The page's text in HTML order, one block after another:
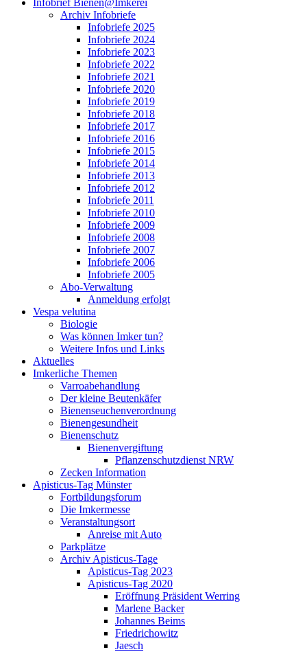
Infobrief Bienen@Imkerei
Archiv Infobriefe
Infobriefe 2025
Infobriefe 2024
Infobriefe 2023
Infobriefe 2022
Infobriefe 2021
Infobriefe 2020
Infobriefe 2019
Infobriefe 2018
Infobriefe 2017
Infobriefe 2016
Infobriefe 2015
Infobriefe 2014
Infobriefe 2013
Infobriefe 2012
Infobriefe 2011
Infobriefe 2010
Infobriefe 2009
Infobriefe 2008
Infobriefe 2007
Infobriefe 2006
Infobriefe 2005
Abo-Verwaltung
Anmeldung erfolgt
Vespa velutina
Biologie
Was können Imker tun?
Weitere Infos und Links
Aktuelles
Imkerliche Themen
Varroabehandlung
Der kleine Beutenkäfer
Bienenseuchenverordnung
Bienengesundheit
Bienenschutz
Bienenvergiftung
Pflanzenschutzdienst NRW
Zecken Information
Apisticus-Tag Münster
Fortbildungsforum
Die Imkermesse
Veranstaltungsort
Anreise mit Auto
Parkplätze
Archiv Apisticus-Tage
Apisticus-Tag 2023
Apisticus-Tag 2020
Eröffnung Präsident Werring
Marlene Backer
Johannes Beims
Friedrichowitz
Jaesch